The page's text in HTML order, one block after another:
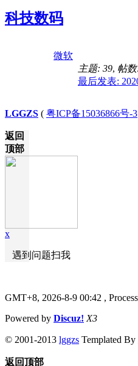
科技数码
微软
主题: 39, 帖
最后发表:
LGGZS ( 粤ICP备15036866号-3
返回
顶部
x
遇到问题扫我
GMT+8, 2026-8-9 00:42 ,
Powered by Discuz! X3
© 2001-2013 lggzs Templated By
返回顶部